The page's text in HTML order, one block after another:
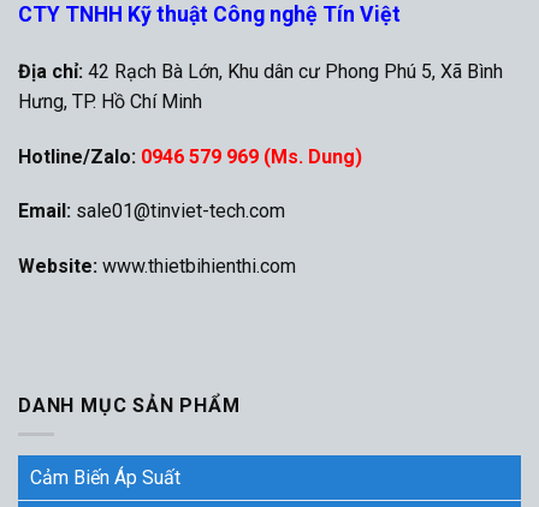
CTY TNHH Kỹ thuật Công nghệ Tín Việt
Địa chỉ: 42 Rạch Bà Lớn, Khu dân cư Phong Phú 5, Xã Bình
Hưng, TP. Hồ Chí Minh
Hotline/Zalo: 0946 579 969 (Ms. Dung)
Email: sale01@tinviet-tech.com
Website: www.thietbihienthi.com
DANH MỤC SẢN PHẨM
Cảm Biến Áp Suất